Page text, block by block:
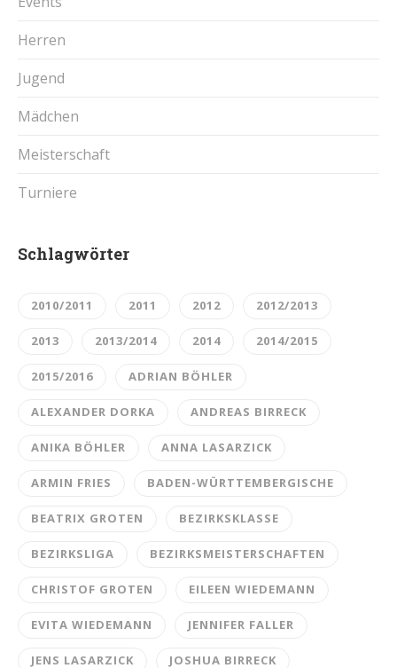
Herren
Jugend
Mädchen
Meisterschaft
Turniere
Schlagwörter
2010/2011 2011 2012 2012/2013
2013 2013/2014 2014 2014/2015
2015/2016 ADRIAN BÖHLER
ALEXANDER DORKA ANDREAS BIRRECK
ANIKA BÖHLER ANNA LASARZICK
ARMIN FRIES BADEN-WÜRTTEMBERGISCHE
BEATRIX GROTEN BEZIRKSKLASSE
BEZIRKSLIGA BEZIRKSMEISTERSCHAFTEN
CHRISTOF GROTEN EILEEN WIEDEMANN
EVITA WIEDEMANN JENNIFER FALLER
JENS LASARZICK JOSHUA BIRRECK